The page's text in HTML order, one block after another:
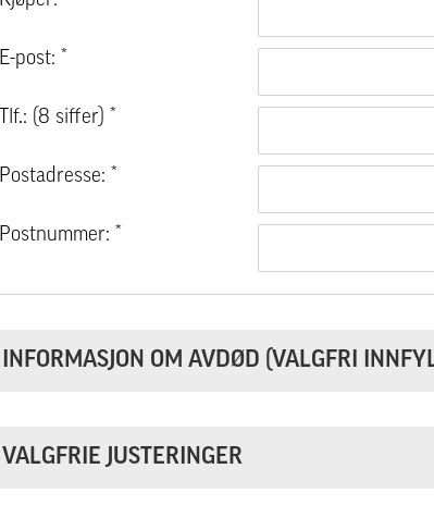
E-post: *
Tlf.: (8 siffer) *
Postadresse: *
Postnummer: *
INFORMASJON OM AVDØD (VALGFRI
VALGFRIE JUSTERINGER